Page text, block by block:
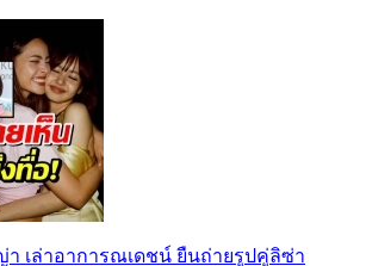
เล่าอาการณเดชน์ ยืนถ่ายรูปคู่ลิซ่า